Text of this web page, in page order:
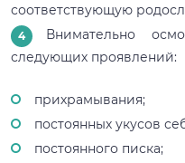
соответствующую
Внимательно
следующих проявлений:
прихрамывания;
постоянных укусов
постоянного писка;